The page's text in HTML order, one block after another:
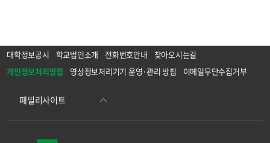
대학정보공시 학교법인소개 전화번호안내
찾아오시는길
개인정보처리방침
영상정보처리기기 운영·관리 방침 이메일무단수집거부